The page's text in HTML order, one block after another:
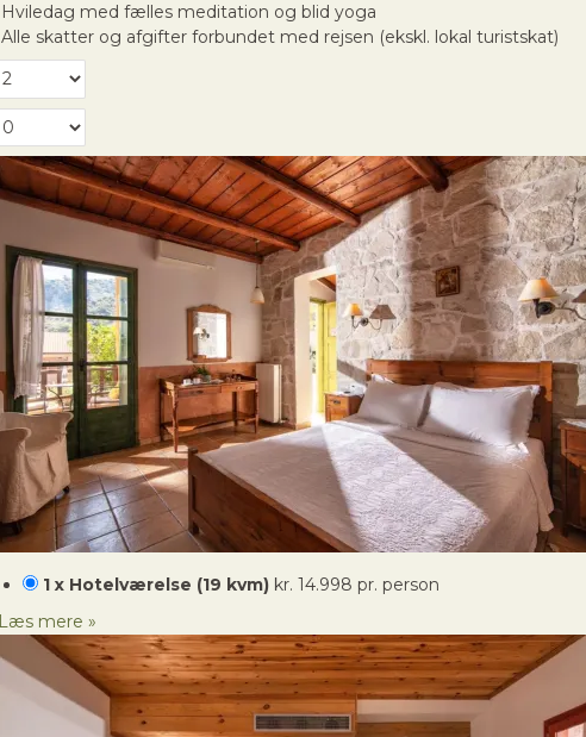
Hviledag med fælles meditation og blid yoga
Alle skatter og afgifter forbundet med rejsen (ekskl. lokal turistskat)
1 x Hotelværelse (19 kvm) kr. 14.998 pr. person
Læs mere »